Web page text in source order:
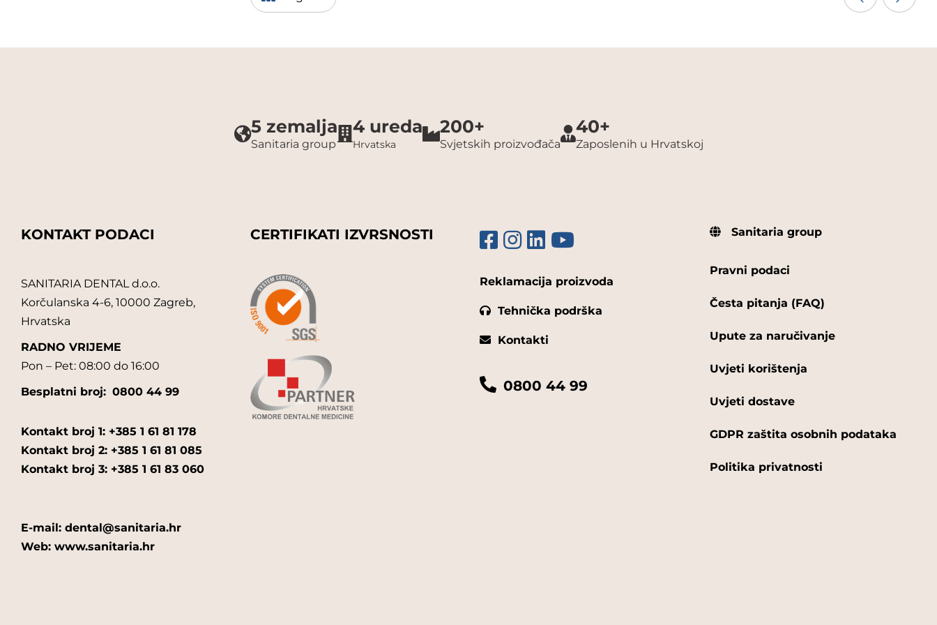
5 zemalja
Sanitaria group
4 ureda
Hrvatska
200+
Svjetskih proizvođača
40+
Zaposlenih u Hrvatskoj
KONTAKT PODACI
SANITARIA DENTAL d.o.o.
Korčulanska 4-6, 10000 Zagreb,
Hrvatska
RADNO VRIJEME
Pon – Pet: 08:00 do 16:00
Besplatni broj: 0800 44 99
Kontakt broj 1: +385 1 61 81 178
Kontakt broj 2: +385 1 61 81 085
Kontakt broj 3: +385 1 61 83 060
E-mail: dental@sanitaria.hr
Web: www.sanitaria.hr
CERTIFIKATI IZVRSNOSTI
Reklamacija proizvoda
Tehnička podrška
Kontakti
0800 44 99
Sanitaria group
Pravni podaci
Česta pitanja (FAQ)
Upute za naručivanje
Uvjeti korištenja
Uvjeti dostave
GDPR zaštita osobnih podataka
Politika privatnosti